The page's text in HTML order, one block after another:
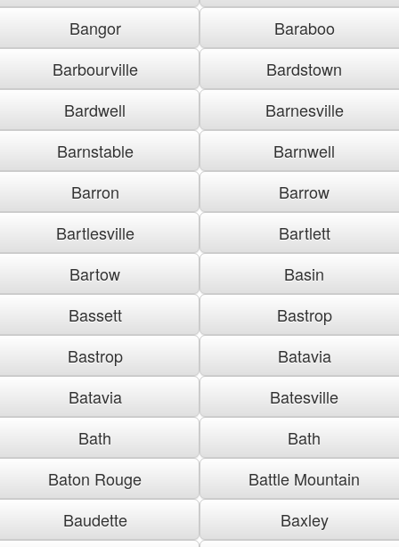
Bangor
Baraboo
Barbourville
Bardstown
Bardwell
Barnesville
Barnstable
Barnwell
Barron
Barrow
Bartlesville
Bartlett
Bartow
Basin
Bassett
Bastrop
Bastrop
Batavia
Batavia
Batesville
Bath
Bath
Baton Rouge
Battle Mountain
Baudette
Baxley